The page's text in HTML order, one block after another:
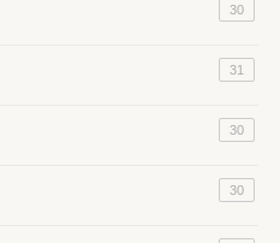
30
31
30
30